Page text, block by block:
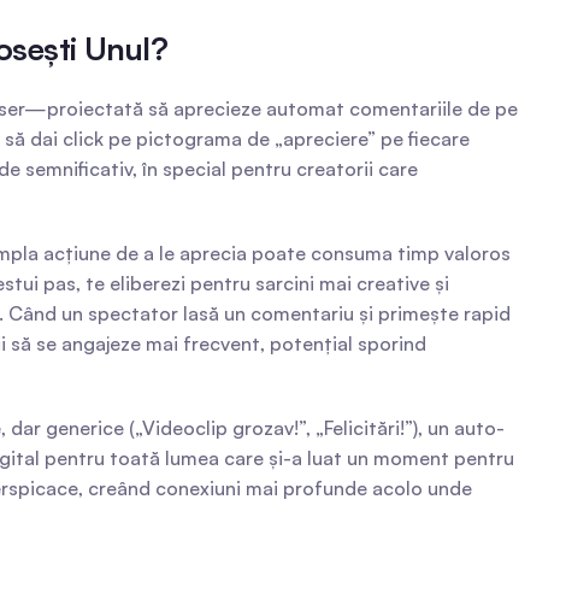
Unul?
să aprecieze automat comentariile de pe
dai click pe pictograma de „apreciere” pe fiecare
semnificativ, în special pentru creatorii care
acțiune de a le aprecia poate consuma timp valoros
pas, te eliberezi pentru sarcini mai creative și
un spectator lasă un comentariu și primește rapid
se angajeze mai frecvent, potențial sporind
generice („Videoclip grozav!”, „Felicitări!”), un auto-
pentru toată lumea care și-a luat un moment pentru
creând conexiuni mai profunde acolo unde